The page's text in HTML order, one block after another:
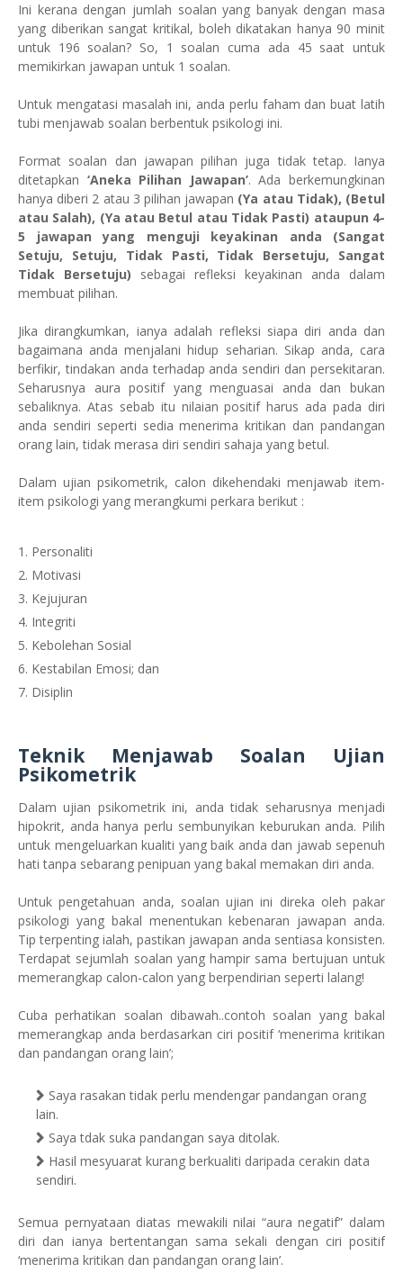
Ini kerana dengan jumlah soalan yang banyak dengan masa
yang diberikan sangat kritikal, boleh dikatakan hanya 90 minit
untuk 196 soalan? So, 1 soalan cuma ada 45 saat untuk
memikirkan jawapan untuk 1 soalan.
Untuk mengatasi masalah ini, anda perlu faham dan buat latih
tubi menjawab soalan berbentuk psikologi ini.
Format soalan dan jawapan pilihan juga tidak tetap. Ianya
ditetapkan ‘Aneka Pilihan Jawapan’. Ada berkemungkinan
hanya diberi 2 atau 3 pilihan jawapan (Ya atau Tidak), (Betul
atau Salah), (Ya atau Betul atau Tidak Pasti) ataupun 4-
5 jawapan yang menguji keyakinan anda (Sangat
Setuju, Setuju, Tidak Pasti, Tidak Bersetuju, Sangat
Tidak Bersetuju) sebagai refleksi keyakinan anda dalam
membuat pilihan.
Jika dirangkumkan, ianya adalah refleksi siapa diri anda dan
bagaimana anda menjalani hidup seharian. Sikap anda, cara
berfikir, tindakan anda terhadap anda sendiri dan persekitaran.
Seharusnya aura positif yang menguasai anda dan bukan
sebaliknya. Atas sebab itu nilaian positif harus ada pada diri
anda sendiri seperti sedia menerima kritikan dan pandangan
orang lain, tidak merasa diri sendiri sahaja yang betul.
Dalam ujian psikometrik, calon dikehendaki menjawab item-
item psikologi yang merangkumi perkara berikut :
Personaliti
Motivasi
Kejujuran
Integriti
Kebolehan Sosial
Kestabilan Emosi; dan
Disiplin
Teknik Menjawab Soalan Ujian
Psikometrik
Dalam ujian psikometrik ini, anda tidak seharusnya menjadi
hipokrit, anda hanya perlu sembunyikan keburukan anda. Pilih
untuk mengeluarkan kualiti yang baik anda dan jawab sepenuh
hati tanpa sebarang penipuan yang bakal memakan diri anda.
Untuk pengetahuan anda, soalan ujian ini direka oleh pakar
psikologi yang bakal menentukan kebenaran jawapan anda.
Tip terpenting ialah, pastikan jawapan anda sentiasa konsisten.
Terdapat sejumlah soalan yang hampir sama bertujuan untuk
memerangkap calon-calon yang berpendirian seperti lalang!
Cuba perhatikan soalan dibawah..contoh soalan yang bakal
memerangkap anda berdasarkan ciri positif ‘menerima kritikan
dan pandangan orang lain’;
Saya rasakan tidak perlu mendengar pandangan orang
lain.
Saya tdak suka pandangan saya ditolak.
Hasil mesyuarat kurang berkualiti daripada cerakin data
sendiri.
Semua pernyataan diatas mewakili nilai “aura negatif” dalam
diri dan ianya bertentangan sama sekali dengan ciri positif
‘menerima kritikan dan pandangan orang lain’.